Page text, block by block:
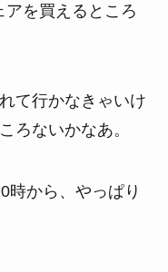
アを買えるところ
て行かなきゃいけ
ろないかなあ。
から、やっぱり